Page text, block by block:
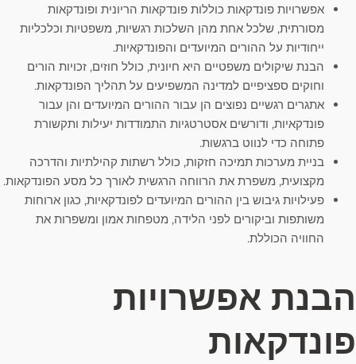
אפשרויות פונדקאות כוללות פונדקאות הריונית ופונדקאות
מסורתית, שלכל אחת מהן השלכות רגשיות, משפטיות וכלכליות
ייחודיות על ההורים המיועדים והפונדקאיות.
הבנת שיקולים משפטיים היא חיונית, כולל חוזים, זכויות הורים
וחוקים ספציפיים למדינה המשפיעים על תהליך הפונדקאות.
אתגרים רגשיים נפוצים הן עבור ההורים המיועדים והן עבור
פונדקאיות, ודורשים אסטרטגיות התמודדות יעילות ותקשורת
פתוחה כדי לנווט ברגשות.
בניית מערכות תמיכה חזקות, כולל רשתות קהילתיות והדרכה
מקצועית, משפרת את הרווחה הרגשית לאורך כל מסע הפונדקאות.
פעילויות גיבוש בין ההורים המיועדים לפונדקאיות, כגון ארוחות
משותפות וביקורים לפני הלידה, מטפחות אמון ומשפרות את
החוויה הכוללת.
הבנת אפשרויות
פונדקאות